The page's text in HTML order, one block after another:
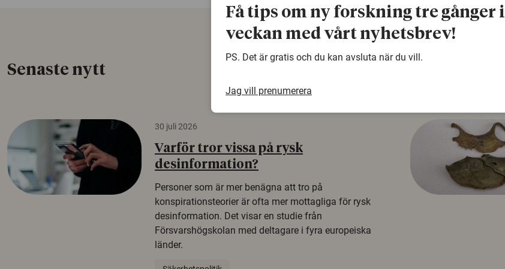
Senaste nytt
30 juli 2026
Varför tror vissa på rysk
desinformation?
Personer som är mer benägna att tro på
konspirationsteorier är ofta mer mottagliga för rysk
desinformation. Det visar en studie från
Försvarshögskolan med deltagare i fyra europeiska
länder.
Få tips om ny forskning tre gånger i
veckan med vårt nyhetsbrev!
PS. Det är gratis och du kan avsluta när du vill.
Jag vill prenumerera